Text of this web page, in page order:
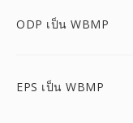
ODP เป็น WBMP
EPS เป็น WBMP